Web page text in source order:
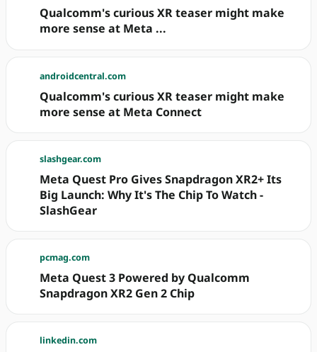
Qualcomm's curious XR teaser might make
more sense at Meta ...
androidcentral.com
Qualcomm's curious XR teaser might make
more sense at Meta Connect
slashgear.com
Meta Quest Pro Gives Snapdragon XR2+ Its
Big Launch: Why It's The Chip To Watch -
SlashGear
pcmag.com
Meta Quest 3 Powered by Qualcomm
Snapdragon XR2 Gen 2 Chip
linkedin.com